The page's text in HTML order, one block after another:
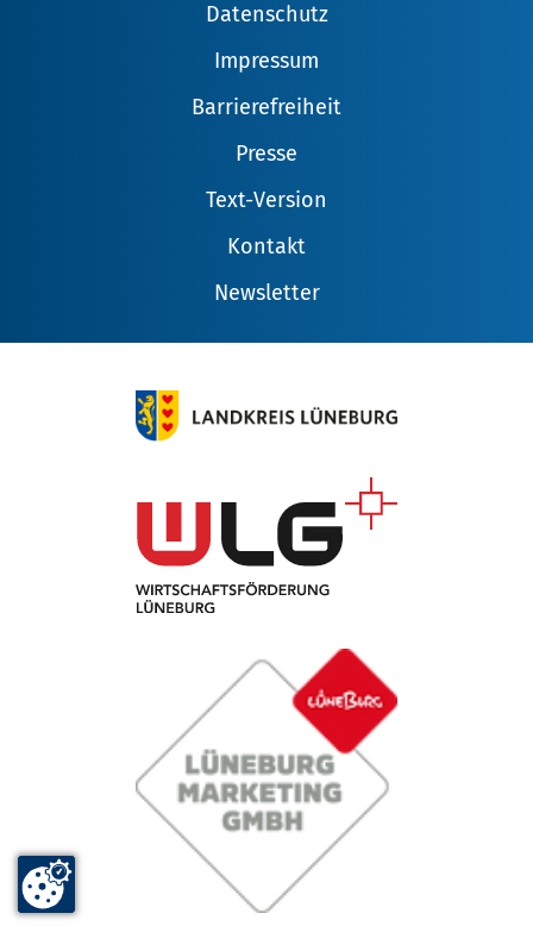
Datenschutz
Impressum
Barrierefreiheit
Presse
Text-Version
Kontakt
Newsletter